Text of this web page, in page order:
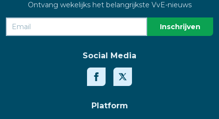
Ontvang wekelijks het belangrijkste VvE-nieuws
Social Media
Platform